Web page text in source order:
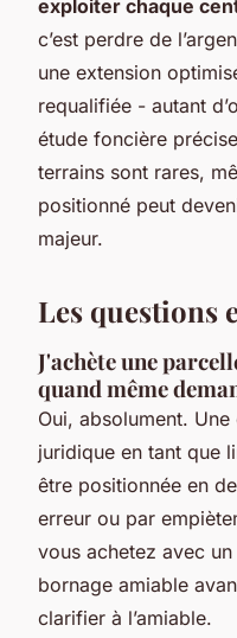
exploiter chaque
c’est perdre de
une extension
requalifiée - autant
étude foncière
terrains sont rares,
positionné peut
majeur.
Les questions
J'achète une
quand même
Oui, absolument. Une
juridique en tant que
être positionnée en
erreur ou par
vous achetez avec
bornage amiable
clarifier à l’amiable.